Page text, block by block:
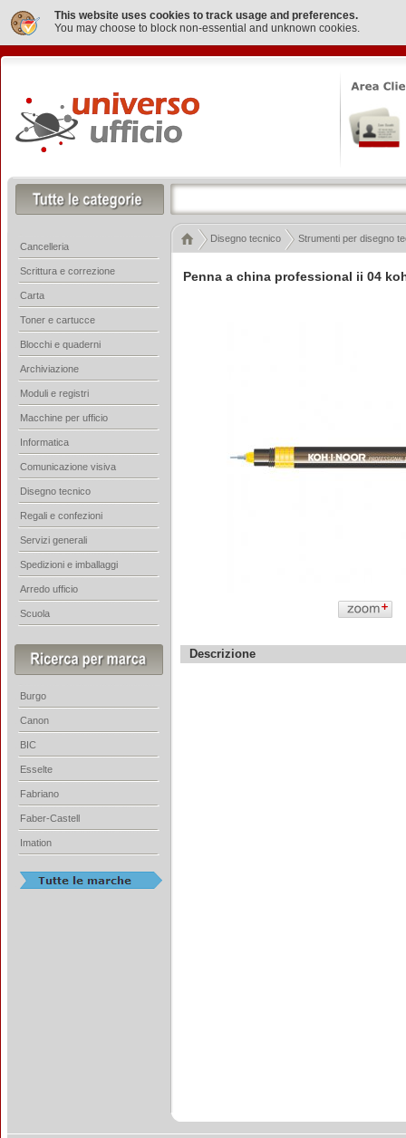
This website uses cookies to track usage and preferences.
You may choose to block non-essential and unknown cookies.
Penna a china professional ii 04
Descrizione
Disegno tecnico Strumenti per disegno
Cancelleria
Scrittura e correzione
Carta
Toner e cartucce
Blocchi e quaderni
Archiviazione
Moduli e registri
Macchine per ufficio
Informatica
Comunicazione visiva
Disegno tecnico
Regali e confezioni
Servizi generali
Spedizioni e imballaggi
Arredo ufficio
Scuola
Burgo
Canon
BIC
Esselte
Fabriano
Faber-Castell
Imation